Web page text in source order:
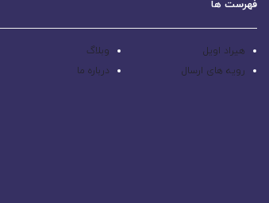
فهرست ها
هیراد اویل وبلاگ
رویه های ارسال
درباره ما